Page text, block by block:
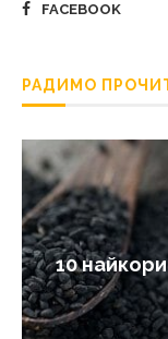
FACEBOOK
РАДИМО
10